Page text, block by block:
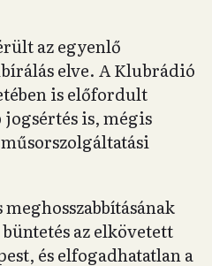
az egyenlő
elve. A Klubrádió
is előfordult
jogsértés is, mégis
az elkövetett
és elfogadhatatlan a